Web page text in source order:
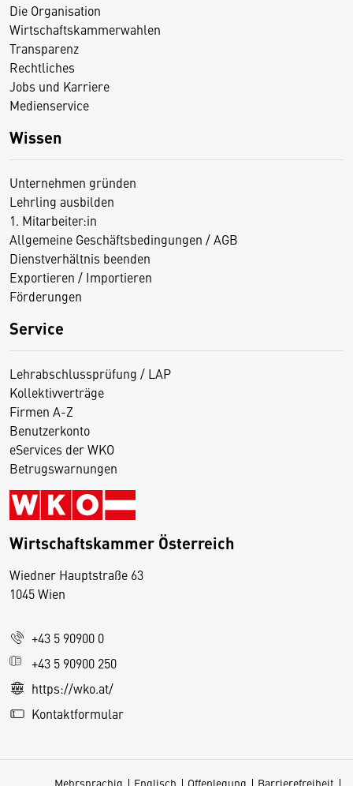
Die Organisation
Wirtschaftskammerwahlen
Transparenz
Rechtliches
Jobs und Karriere
Medienservice
Wissen
Unternehmen gründen
Lehrling ausbilden
1. Mitarbeiter:in
Allgemeine Geschäftsbedingungen / AGB
Dienstverhältnis beenden
Exportieren / Importieren
Förderungen
Service
Lehrabschlussprüfung / LAP
Kollektivverträge
Firmen A-Z
Benutzerkonto
eServices der WKO
Betrugswarnungen
Wirtschaftskammer Österreich
Wiedner Hauptstraße 63
1045 Wien
+43 5 90900 0
+43 5 90900 250
https://wko.at/
Kontaktformular
Mehrsprachig Englisch Offenlegung Barrierefreiheit
D
s
e
S
e